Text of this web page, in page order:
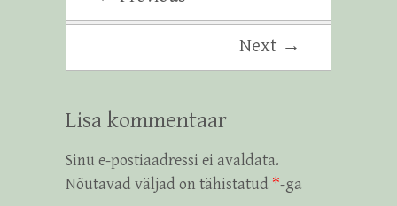
Next →
Lisa kommentaar
Sinu e-postiaadressi ei avaldata.
Nõutavad väljad on tähistatud *-ga